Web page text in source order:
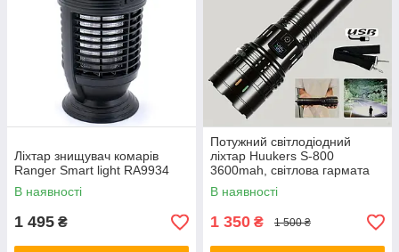
Ліхтар знищувач комарів
Ranger Smart light RA9934
В наявності
1 495 ₴
Потужний світлодіодний
ліхтар Huukers S-800
3600mah, світлова гармата
ліхтар лазер
В наявності
1 350 ₴ 1 500 ₴